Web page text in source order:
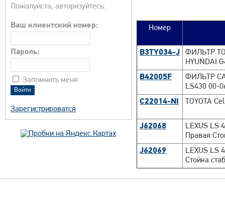
Пожалуйста, авторизуйтесь:
Ваш клиентский номер:
Пароль:
Запомнить меня
Зарегистрироватся
Номер
B3TY034-J
ФИЛЬТР
HYUNDAI
B42005F
ФИЛЬТР
LS430 00-
C22014-NI
TOYOTA
J62068
LEXUS LS
Правая
J62069
LEXUS LS
Стойка